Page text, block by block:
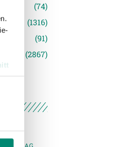
(74)
(1316)
(91)
(2867)